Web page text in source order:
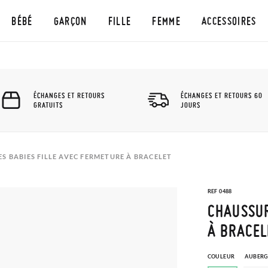
BÉBÉ GARÇON FILLE FEMME ACCESSOIRES
ÉCHANGES ET RETOURS
GRATUITS
ÉCHANGES ET RETOURS 60
JOURS
BABIES FILLE AVEC FERMETURE À BRACELET
REF 0488
À
COULEUR